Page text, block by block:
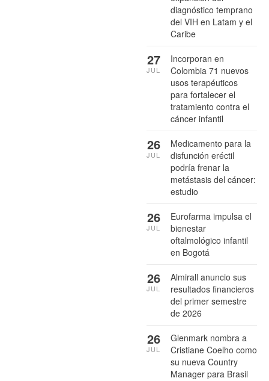
diagnóstico temprano
del VIH en Latam y el
Caribe
Incorporan en
Colombia 71 nuevos
usos terapéuticos
para fortalecer el
tratamiento contra el
cáncer infantil
27
JUL
Medicamento para la
disfunción eréctil
podría frenar la
metástasis del cáncer:
estudio
26
JUL
Eurofarma impulsa el
bienestar
oftalmológico infantil
en Bogotá
26
JUL
Almirall anuncio sus
resultados financieros
del primer semestre
de 2026
26
JUL
Glenmark nombra a
Cristiane Coelho como
su nueva Country
Manager para Brasil
26
JUL